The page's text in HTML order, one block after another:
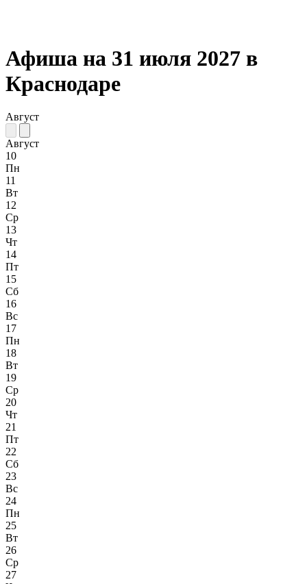
Афиша на 31 июля 2027 в
Краснодаре
Август
Август
10
Пн
11
Вт
12
Ср
13
Чт
14
Пт
15
Сб
16
Вс
17
Пн
18
Вт
19
Ср
20
Чт
21
Пт
22
Сб
23
Вс
24
Пн
25
Вт
26
Ср
27